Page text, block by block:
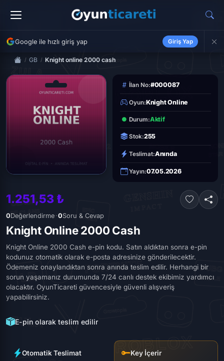
Google ile hızlı giriş yap Giriş Yap
GB Knight online 2000 cash
İlan No:#000087
Oyun:Knight Online
Durum:Aktif
Stok:255
Teslimat:Anında
Yayın:07.05.2026
1.251,53 ₺
0Değerlendirme ·0Soru & Cevap
Knight Online 2000 Cash
Knight Online 2000 Cash e-pin kodu. Satın aldıktan sonra e-pin
kodunuz otomatik olarak e-posta adresinize gönderilecektir.
Ödemeniz onaylandıktan sonra anında teslim edilir. Herhangi bir
sorun yaşamanız durumunda 7/24 canlı destek ekibimiz yardımcı
olacaktır. OyunTicareti güvencesiyle güvenli alışveriş
yapabilirsiniz.
E-pin olarak teslim edilir
Otomatik Teslimat Key İçerir